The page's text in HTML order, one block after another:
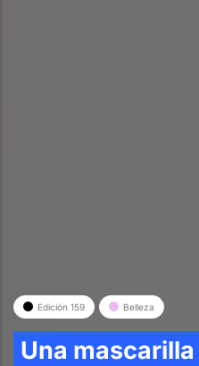
Edición 159 Belleza
Una